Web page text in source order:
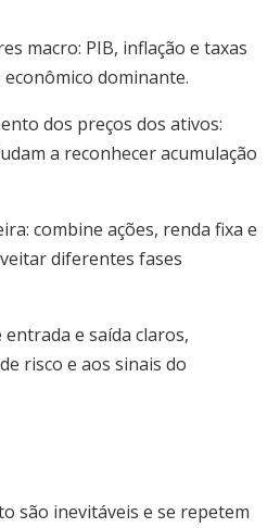
macro: PIB, inflação e taxas
dominante.
dos preços dos ativos:
a reconhecer acumulação
combine ações, renda fixa e
diferentes fases
e saída claros,
risco e aos sinais do
são inevitáveis e se repetem